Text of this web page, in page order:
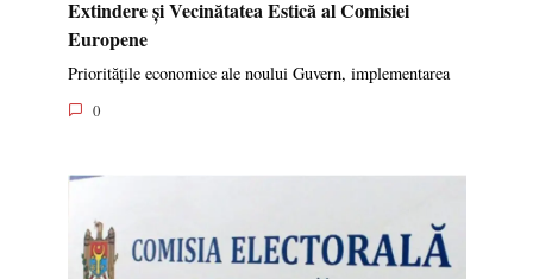
Extindere și Vecinătatea Estică al Comisiei
Europene
Prioritățile economice ale noului Guvern, implementarea
0